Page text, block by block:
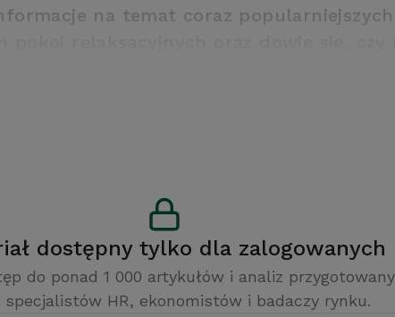
na temat coraz
dostępny tylko dla zalogowanych
do ponad 1 000 artykułów i analiz
specjalistów HR, ekonomistów i badaczy rynku.